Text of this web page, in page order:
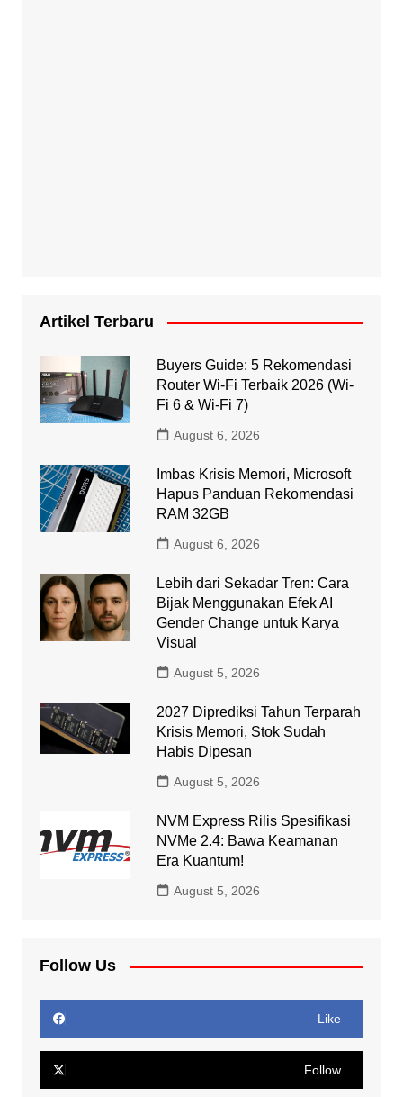
Artikel Terbaru
Buyers Guide: 5 Rekomendasi
Router Wi-Fi Terbaik 2026 (Wi-
Fi 6 & Wi-Fi 7)
August 6, 2026
Imbas Krisis Memori, Microsoft
Hapus Panduan Rekomendasi
RAM 32GB
August 6, 2026
Lebih dari Sekadar Tren: Cara
Bijak Menggunakan Efek AI
Gender Change untuk Karya
Visual
August 5, 2026
2027 Diprediksi Tahun Terparah
Krisis Memori, Stok Sudah
Habis Dipesan
August 5, 2026
NVM Express Rilis Spesifikasi
NVMe 2.4: Bawa Keamanan
Era Kuantum!
August 5, 2026
Follow Us
Like
Follow